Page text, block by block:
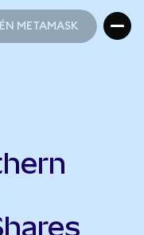
METAMASK